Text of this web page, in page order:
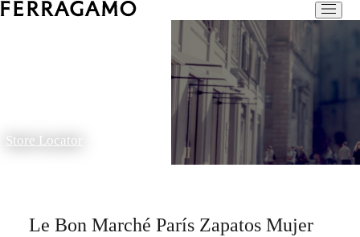
Store Locator
Le Bon Marché París Zapatos Mujer